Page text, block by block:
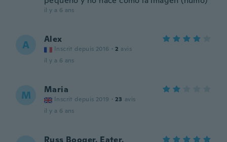
il y a 6 ans
A Alex
Inscrit depuis 2016 · 2 avis
il y a 6 ans
M Maria
Inscrit depuis 2019 · 23 avis
il y a 6 ans
Russ Booger. Eater.